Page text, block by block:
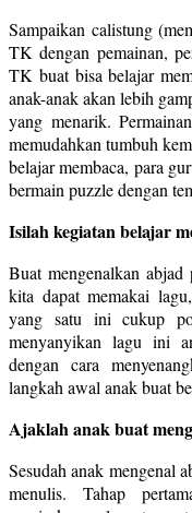
Sampaikan calistung
TK dengan pemainan,
TK buat bisa belajar
anak-anak akan lebih
yang menarik.
memudahkan tumbuh
belajar membaca, para
bermain puzzle dengan
Isilah kegiatan belajar
Buat mengenalkan
kita dapat memakai
yang satu ini cukup
menyanyikan lagu ini
dengan cara
langkah awal anak buat
Ajaklah anak buat
Sesudah anak mengenal
menulis. Tahap